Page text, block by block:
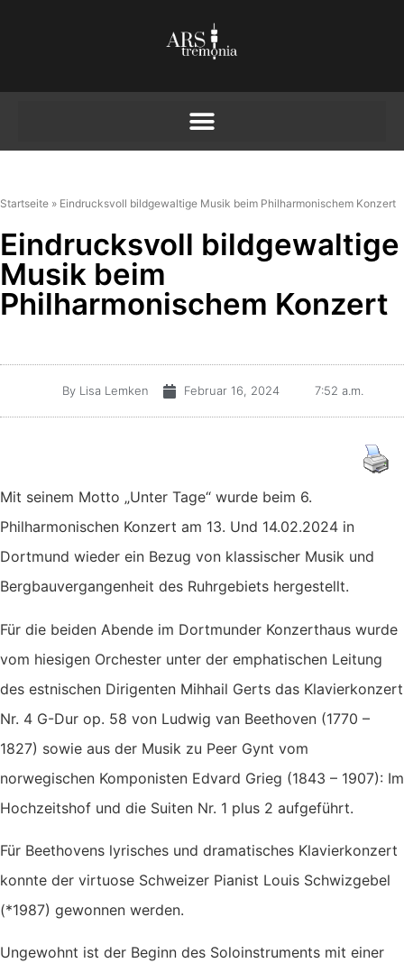
Startseite » Eindrucksvoll bildgewaltige Musik beim Philharmonischem Konzert
Eindrucksvoll bildgewaltige
Musik beim
Philharmonischem Konzert
By Lisa Lemken Februar 16, 2024 7:52 a.m.
Mit seinem Motto „Unter Tage“ wurde beim 6.
Philharmonischen Konzert am 13. Und 14.02.2024 in
Dortmund wieder ein Bezug von klassischer Musik und
Bergbauvergangenheit des Ruhrgebiets hergestellt.
Für die beiden Abende im Dortmunder Konzerthaus wurde
vom hiesigen Orchester unter der emphatischen Leitung
des estnischen Dirigenten Mihhail Gerts das Klavierkonzert
Nr. 4 G-Dur op. 58 von Ludwig van Beethoven (1770 –
1827) sowie aus der Musik zu Peer Gynt vom
norwegischen Komponisten Edvard Grieg (1843 – 1907): Im
Hochzeitshof und die Suiten Nr. 1 plus 2 aufgeführt.
Für Beethovens lyrisches und dramatisches Klavierkonzert
konnte der virtuose Schweizer Pianist Louis Schwizgebel
(*1987) gewonnen werden.
Ungewohnt ist der Beginn des Soloinstruments mit einer